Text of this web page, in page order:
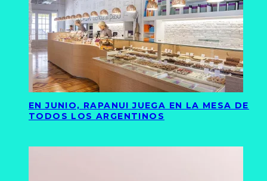
EN JUNIO, RAPANUI JUEGA EN LA MESA DE
TODOS LOS ARGENTINOS